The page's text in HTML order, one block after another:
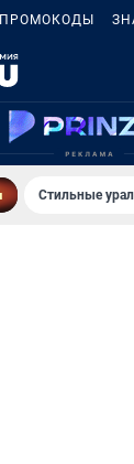
ПРОМОКОДЫ
Стильные